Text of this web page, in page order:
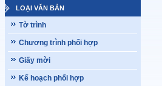
LOẠI VĂN BẢN
Tờ trình
Chương trình phối hợp
Giấy mời
Kế hoạch phối hợp